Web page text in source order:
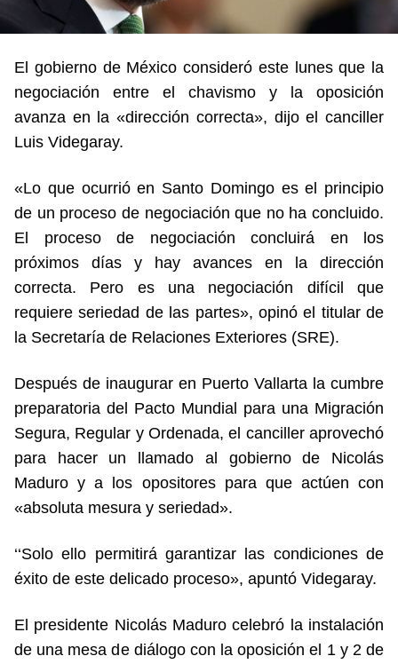
El gobierno de México consideró este lunes que la
negociación entre el chavismo y la oposición
avanza en la «dirección correcta», dijo el canciller
Luis Videgaray.
«Lo que ocurrió en Santo Domingo es el principio
de un proceso de negociación que no ha concluido.
El proceso de negociación concluirá en los
próximos días y hay avances en la dirección
correcta. Pero es una negociación difícil que
requiere seriedad de las partes», opinó el titular de
la Secretaría de Relaciones Exteriores (SRE).
Después de inaugurar en Puerto Vallarta la cumbre
preparatoria del Pacto Mundial para una Migración
Segura, Regular y Ordenada, el canciller aprovechó
para hacer un llamado al gobierno de Nicolás
Maduro y a los opositores para que actúen con
«absoluta mesura y seriedad».
‘‘Solo ello permitirá garantizar las condiciones de
éxito de este delicado proceso», apuntó Videgaray.
El presidente Nicolás Maduro celebró la instalación
de una mesa de diálogo con la oposición el 1 y 2 de